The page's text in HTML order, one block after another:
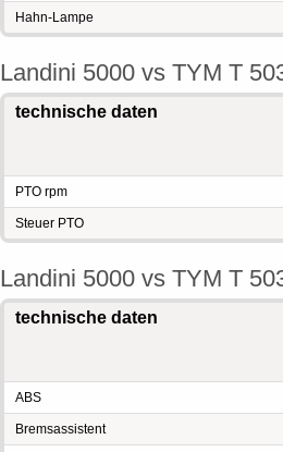
Hahn-Lampe
Landini 5000 vs TYM T
technische daten
PTO rpm
Steuer PTO
Landini 5000 vs TYM T
technische daten
ABS
Bremsassistent